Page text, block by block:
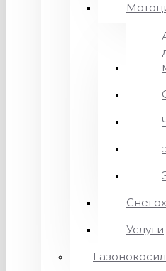
Услуги